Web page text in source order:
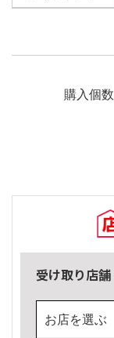
購入個数
受け取り店舗
お店を選ぶ